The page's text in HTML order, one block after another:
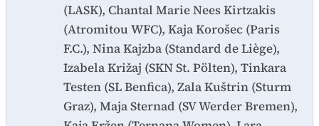
(LASK), Chantal Marie Nees Kirtzakis
(Atromitou WFC), Kaja Korošec (Paris
F.C.), Nina Kajzba (Standard de Liège),
Izabela Križaj (SKN St. Pölten), Tinkara
Testen (SL Benfica), Zala Kuštrin (Sturm
Graz), Maja Sternad (SV Werder Bremen),